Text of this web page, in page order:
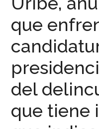
que
del
que tiene